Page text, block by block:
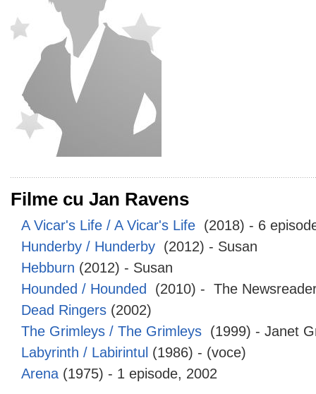
Filme cu Jan Ravens
A Vicar's Life / A Vicar's Life (2018) - 6
Hunderby / Hunderby (2012) - Susan
Hebburn (2012) - Susan
Hounded / Hounded (2010) - The
Dead Ringers (2002)
The Grimleys / The Grimleys (1999) - Janet
Labyrinth / Labirintul (1986) - (voce)
Arena (1975) - 1 episode, 2002